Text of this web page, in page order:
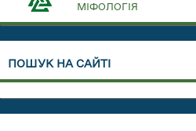
МІФОЛОГІЯ
ПОШУК НА САЙТІ